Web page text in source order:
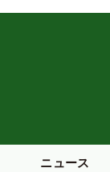
ニュース